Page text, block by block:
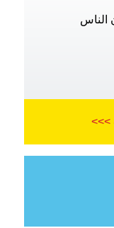
الناس
>>>